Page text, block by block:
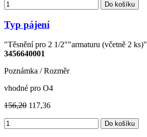
Do košíku
Typ pájení
"Těsnění pro 2 1/2""armaturu (včetně 2 ks)"
3456640001
Poznámka / Rozměr
vhodné pro O4
156,20 117,36
Do košíku